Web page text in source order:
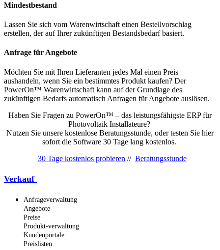
Mindestbestand
Lassen Sie sich vom Warenwirtschaft einen Bestellvorschlag
erstellen, der auf Ihrer zukünftigen Bestandsbedarf basiert.
Anfrage für Angebote
Möchten Sie mit Ihren Lieferanten jedes Mal einen Preis
aushandeln, wenn Sie ein bestimmtes Produkt kaufen? Der
PowerOn™ Warenwirtschaft kann auf der Grundlage des
zukünftigen Bedarfs automatisch Anfragen für Angebote auslösen.
Haben Sie Fragen zu PowerOn™ – das leistungsfähigste ERP für
Photovoltaik Installateure?
Nutzen Sie unsere kostenlose Beratungsstunde, oder testen Sie hier
sofort die Software 30 Tage lang kostenlos.
30 Tage kostenlos probieren // Beratungsstunde
Verkauf
Anfrageverwaltung
Angebote
Preise
Produkt-verwaltung
Kundenportale
Preislisten